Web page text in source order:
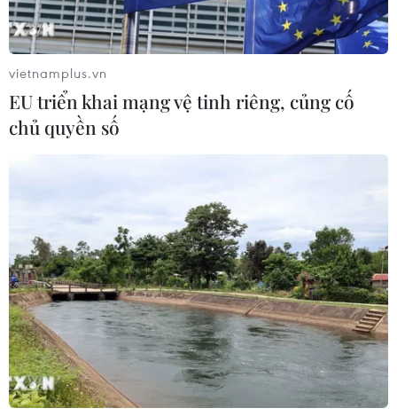
vietnamplus.vn
EU triển khai mạng vệ tinh riêng, củng cố
chủ quyền số